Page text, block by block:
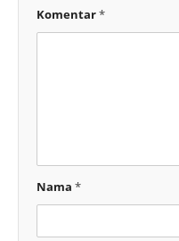
Komentar*
Nama *